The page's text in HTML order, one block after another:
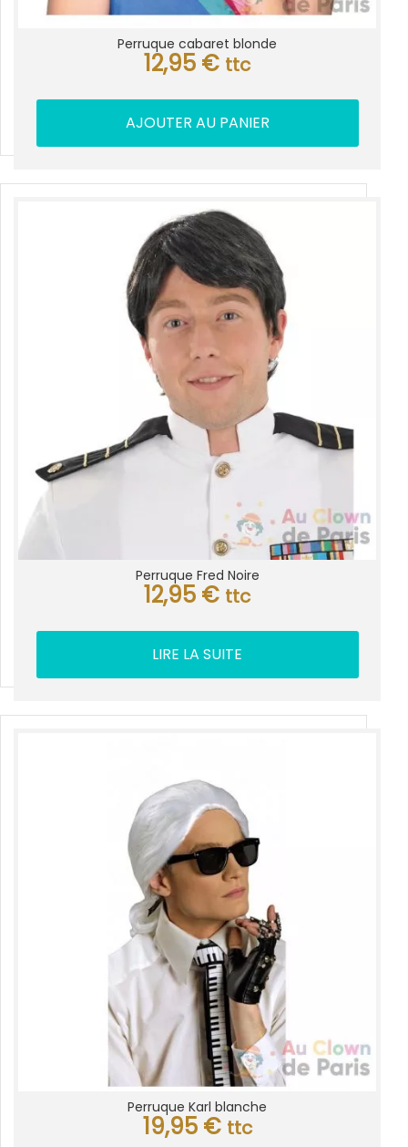
Perruque cabaret blonde
12,95 € ttc
AJOUTER AU PANIER
Perruque Fred Noire
12,95 € ttc
LIRE LA SUITE
Perruque Karl blanche
19,95 € ttc